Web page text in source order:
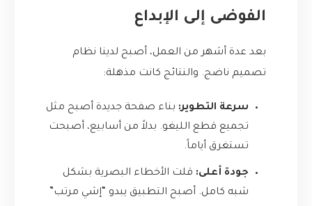
الفوضى إلى الإبداع
بعد عدة أشهر من العمل، أصبح لدينا نظام
تصميم ناضج. والنتائج كانت مذهلة:
سرعة التطوير: بناء صفحة جديدة أصبح مثل
تجميع قطع الليغو. بدلاً من أسابيع، أصبحت
تستغرق أياماً.
جودة أعلى: قلت الأخطاء البصرية بشكل
شبه كامل. أصبح التطبيق يبدو “إشي مرتب”